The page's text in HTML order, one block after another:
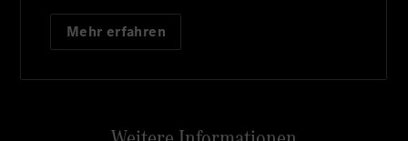
Mehr erfahren